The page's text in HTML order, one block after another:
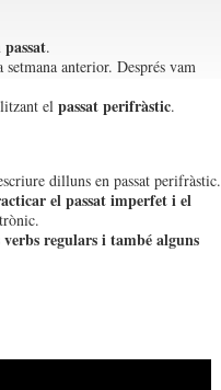
.
anterior. Després vam
el passat perifràstic.
dilluns en passat perifràstic.
el passat imperfet i el
regulars i també alguns